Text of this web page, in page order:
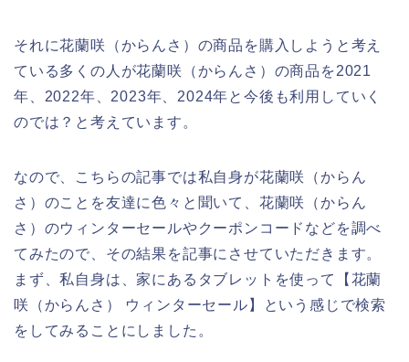
それに花蘭咲（からんさ）の商品を購入しようと考え
ている多くの人が花蘭咲（からんさ）の商品を2021
年、2022年、2023年、2024年と今後も利用していく
のでは？と考えています。
なので、こちらの記事では私自身が花蘭咲（からん
さ）のことを友達に色々と聞いて、花蘭咲（からん
さ）のウィンターセールやクーポンコードなどを調べ
てみたので、その結果を記事にさせていただきます。
まず、私自身は、家にあるタブレットを使って【花蘭
咲（からんさ） ウィンターセール】という感じで検索
をしてみることにしました。